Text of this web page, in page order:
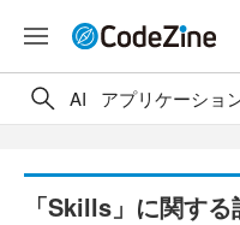
AI アプリケーショ
「Skills」に関す